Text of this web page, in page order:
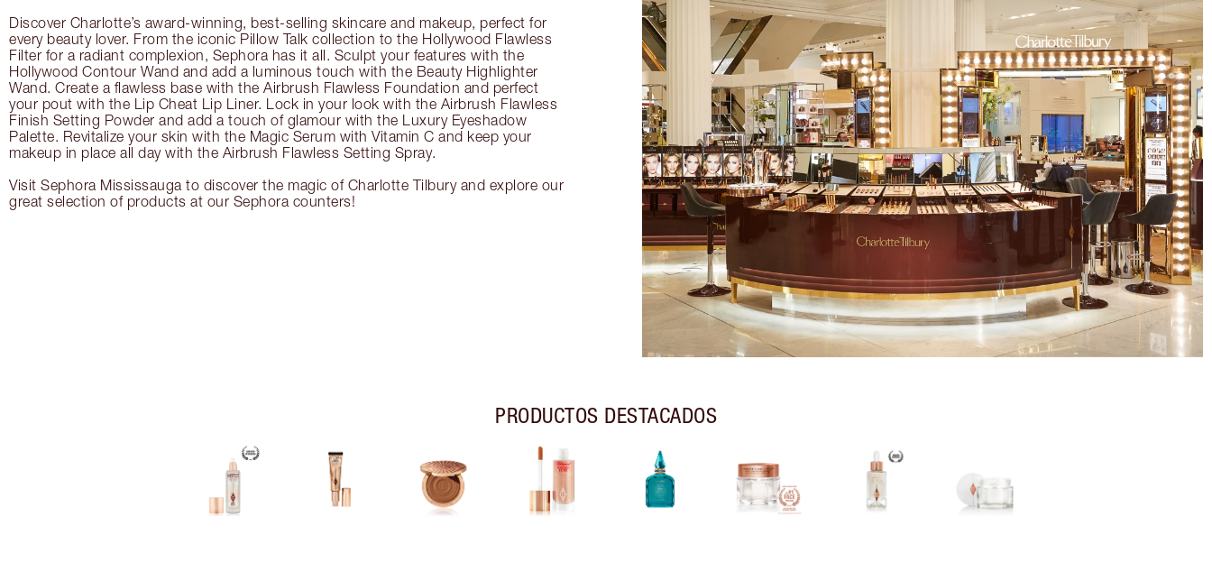
Discover Charlotte’s award-winning, best-selling skincare and makeup, perfect for
every beauty lover. From the iconic Pillow Talk collection to the Hollywood Flawless
Filter for a radiant complexion, Sephora has it all. Sculpt your features with the
Hollywood Contour Wand and add a luminous touch with the Beauty Highlighter
Wand. Create a flawless base with the Airbrush Flawless Foundation and perfect
your pout with the Lip Cheat Lip Liner. Lock in your look with the Airbrush Flawless
Finish Setting Powder and add a touch of glamour with the Luxury Eyeshadow
Palette. Revitalize your skin with the Magic Serum with Vitamin C and keep your
makeup in place all day with the Airbrush Flawless Setting Spray.
Visit Sephora Mississauga to discover the magic of Charlotte Tilbury and explore our
great selection of products at our Sephora counters!
PRODUCTOS DESTACADOS